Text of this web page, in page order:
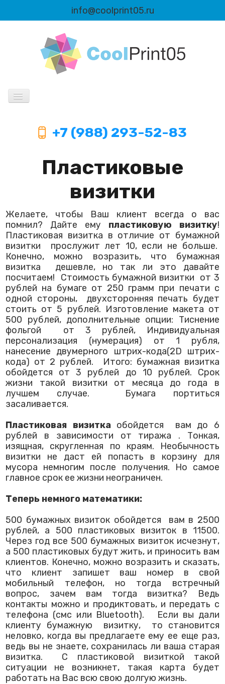
info@coolprint05.ru
Автоматизация
+7 (988) 293-52-83
Пластиковые
визитки
Желаете, чтобы Ваш клиент всегда о вас
помнил? Дайте ему пластиковую визитку!
Пластиковая визитка в отличие от бумажной
визитки прослужит лет 10, если не больше.
Конечно, можно возразить, что бумажная
визитка дешевле, но так ли это давайте
посчитаем! Стоимость бумажной визитки от 3
рублей на бумаге от 250 грамм при печати с
одной стороны, двухсторонняя печать будет
стоить от 5 рублей. Изготовление макета от
500 рублей, дополнительные опции: Тиснение
фольгой от 3 рублей, Индивидуальная
персонализация (нумерация) от 1 рубля,
нанесение двумерного штрих-кода(2D штрих-
кода) от 2 рублей. Итого: бумажная визитка
обойдется от 3 рублей до 10 рублей. Срок
жизни такой визитки от месяца до года в
лучшем случае. Бумага портиться
засаливается.
Пластиковая визиткаобойдется вам до 6
рублей в зависимости от тиража . Тонкая,
изящная, скругленная по краям. Необычность
визитки не даст ей попасть в корзину для
мусора немногим после получения. Но самое
главное срок ее жизни неограничен.
Теперь немного математики:
500 бумажных визиток обойдется вам в 2500
рублей, а 500 пластиковых визиток в 11500.
Через год все 500 бумажных визиток исчезнут,
а 500 пластиковых будут жить, и приносить вам
клиентов. Конечно, можно возразить и сказать,
что клиент запишет ваш номер в свой
мобильный телефон, но тогда встречный
вопрос, зачем вам тогда визитка? Ведь
контакты можно и продиктовать, и передать с
телефона (смс или Bluetooth). Если вы дали
клиенту бумажную визитку, то становится
неловко, когда вы предлагаете ему ее еще раз,
ведь вы не знаете, сохранилась ли ваша старая
визитка. С пластиковой визиткой такой
ситуации не возникнет, такая карта будет
работать на Вас всю свою долгую жизнь.